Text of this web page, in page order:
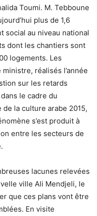
Toumi. M. Tebboune
plus de 1,6
social au niveau national
dont les chantiers sont
logements. Les
réalisés l’année
sur les retards
le cadre du
la culture arabe 2015,
s’est produit à
entre les secteurs de
lacunes relevées
ville Ali Mendjeli, le
que ces plans vont être
En visite